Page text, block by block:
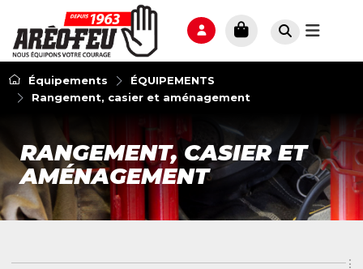
Équipements
ÉQUIPEMENTS
Rangement, casier et aménagement
RANGEMENT, CASIER ET
AMÉNAGEMENT